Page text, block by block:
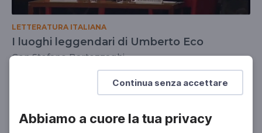
Continua senza accettare
Abbiamo a cuore la tua privacy
LETTERATURA ITALIANA
I luoghi leggendari di Umberto Eco
Con Stefano Bartezzaghi